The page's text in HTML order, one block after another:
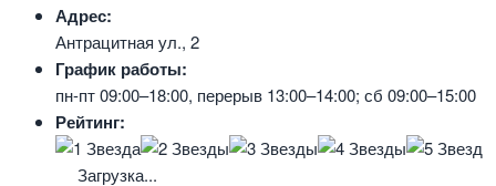
Адрес:
Антрацитная ул., 2
График работы:
пн-пт 09:00–18:00, перерыв 13:00–14:00; сб 09:00–15:00
Рейтинг:
Загрузка...